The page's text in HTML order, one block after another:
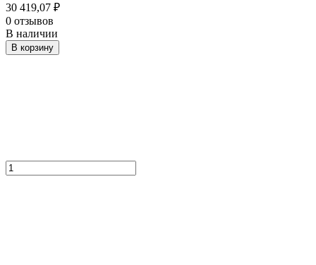
30 419,07 ₽
0 отзывов
В наличии
В корзину